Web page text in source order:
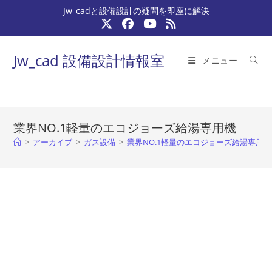
テ
Jw_cadと設備設計の疑問を即座に解決
Jw_cad 設備設計情報室 メニュー
業界NO.1軽量のエコジョーズ給湯専用機
> アーカイブ > ガス設備 > 業界NO.1軽量のエコジョーズ給湯専用機